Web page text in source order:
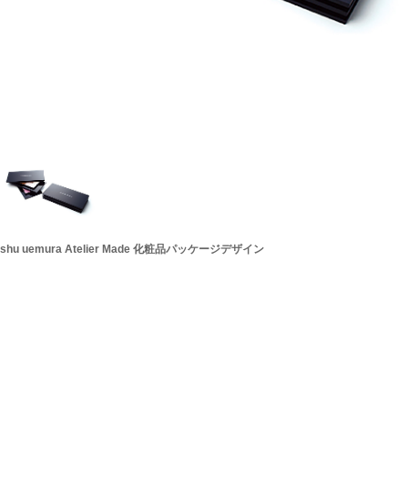
shu uemura Atelier Made 化粧品パッケージデザイン